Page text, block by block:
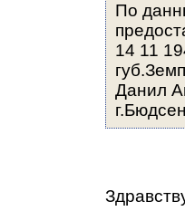
По
14 11
Данил